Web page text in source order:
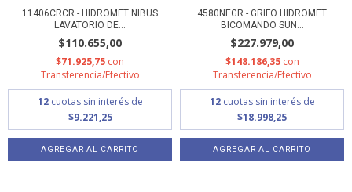
11406CRCR - HIDROMET NIBUS
LAVATORIO DE...
$110.655,00
$71.925,75 con
Transferencia/Efectivo
12 cuotas sin interés de
$9.221,25
4580NEGR - GRIFO HIDROMET
BICOMANDO SUN...
$227.979,00
$148.186,35 con
Transferencia/Efectivo
12 cuotas sin interés de
$18.998,25